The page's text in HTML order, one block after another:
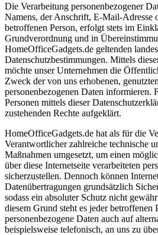
Die Verarbeitung personenbezogener
Namens, der Anschrift, E-Mail-Adresse
betroffenen Person, erfolgt stets im
Grundverordnung und in
HomeOfficeGadgets.de geltenden
Datenschutzbestimmungen. Mittels
möchte unser Unternehmen die
Zweck der von uns erhobenen,
personenbezogenen Daten informieren.
Personen mittels dieser
zustehenden Rechte aufgeklärt.
HomeOfficeGadgets.de hat als für die
Verantwortlicher zahlreiche technische
Maßnahmen umgesetzt, um einen
über diese Internetseite verarbeiteten
sicherzustellen. Dennoch können
Datenübertragungen grundsätzlich
sodass ein absoluter Schutz nicht
diesem Grund steht es jeder betroffenen
personenbezogene Daten auch auf
beispielsweise telefonisch, an uns zu